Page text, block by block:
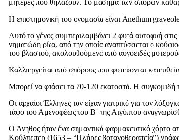
μητέρες που θηλάζουν. Το μάσημα των σπόρων
Η επιστημονική του ονομασία είναι Anethum
Αυτό το γένος συμπεριλαμβάνει 2 φυτά αυτοφυή στις
νηματώδη ρίζα, από την οποία αναπτύσσεται ο
του βλαστού, ακολουθούμενα από αυγοειδές
Καλλιεργείται από σπόρους που φυτεύονται
Μπορεί να φτάσει τα 70-120 εκατοστά. Η συγκομιδή
Οι αρχαίοι Έλληνες τον είχαν γιατρικό για τον
τάφο του Αμενοφέως του Β΄ της Αιγύπτου
Ο Άνηθος ήταν ένα σημαντικό φαρμακευτικό χόρτο
Κούλπεπερ (1653 – “Πλήρες βοτανοθεραπεία”)